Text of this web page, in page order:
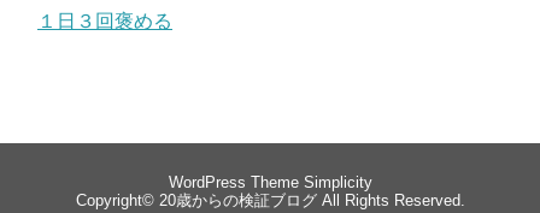
１日３回褒める
WordPress Theme Simplicity
Copyright© 20歳からの検証ブログAll Rights Reserved.